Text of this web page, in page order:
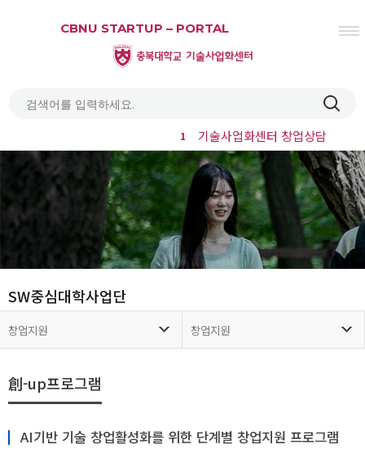
CBNU STARTUP – PORTAL
열기
열기
열기
1 기술사업화센터 창업상담
SW중심대학사업단
창업지원 창업지원
創-up프로그램
AI기반 기술 창업활성화를 위한 단계별 창업지원 프로그램